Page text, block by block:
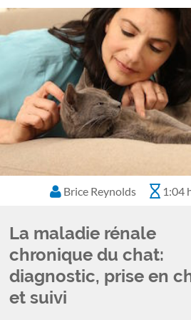
Brice Reynolds 1:04
La maladie rénale
chronique du chat:
diagnostic, prise en
et suivi